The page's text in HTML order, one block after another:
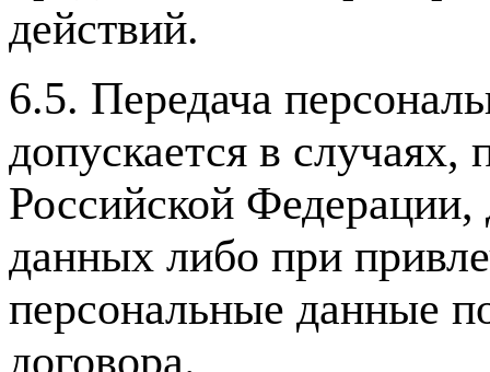
действий.
6.5. Передача
допускается в случаях,
Российской Федерации,
данных либо при
персональные данные
договора.